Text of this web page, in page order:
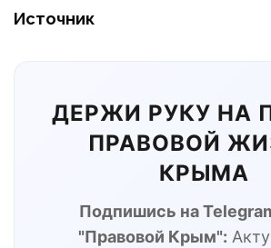
Источник
ДЕРЖИ РУКУ НА
ПРАВОВОЙ
КРЫМА
Подпишись на
"Правовой Крым":